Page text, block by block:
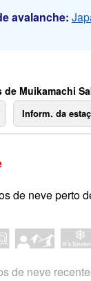
avalanche:
Muikamachi
Inform. da
de neve perto
de neve